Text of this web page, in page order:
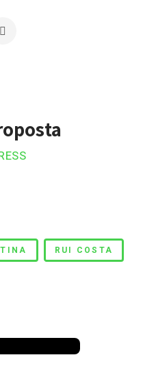
RUI COSTA